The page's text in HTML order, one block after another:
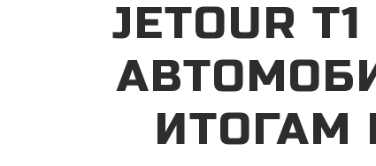
JETOUR
ИТОГАМ